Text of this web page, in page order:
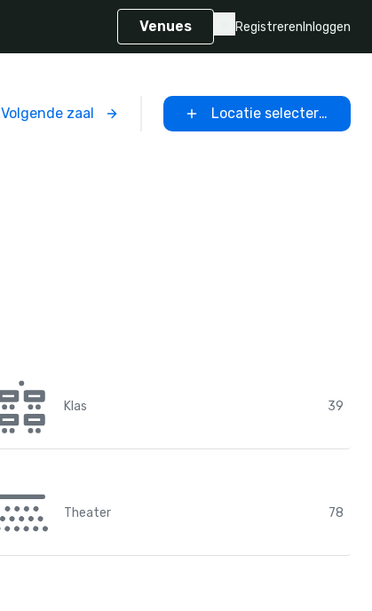
Venues Registreren Inloggen
Volgende zaal Locatie selecteren
Klas 39
Theater 78